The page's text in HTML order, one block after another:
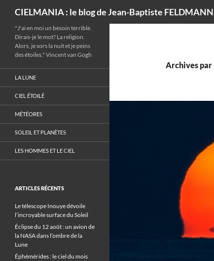
CIELMANIA : le blog de Jean-Baptiste
Archives par
"J'ai en moi un besoin terrible.
Dirais-je le mot? La religion.
Alors, je sors la nuit et je peins
des étoiles." Vincent van Gogh
LA LUNE
CIEL ÉTOILÉ
MÉTÉORES
SOLEIL ET PLANÈTES
LES HOMMES ET LE CIEL
ARTICLES RÉCENTS
Le télescope Inouye dévoile
l’incroyable surface du Soleil
Éclipse du 12 août : un avion de
la NASA dans l’ombre de la
Lune
Éphémérides : le ciel du mois